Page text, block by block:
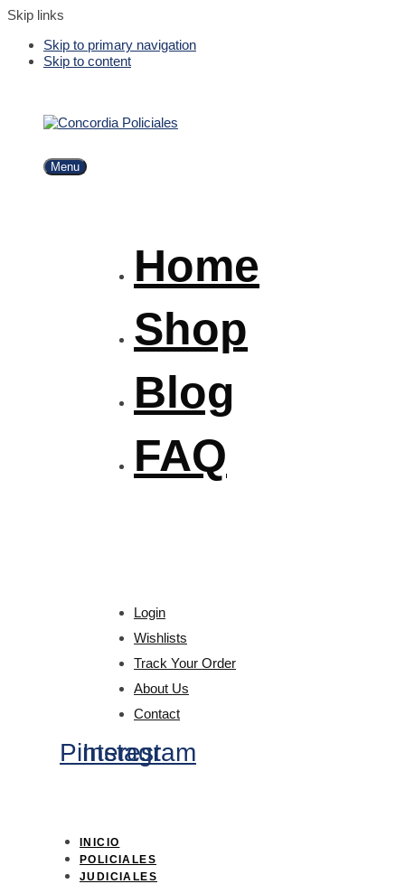
Skip links
Skip to primary navigation
Skip to content
Menu
Home
Shop
Blog
FAQ
Login
Wishlists
Track Your Order
About Us
Contact
Pinterest
Instagram
INICIO
POLICIALES
JUDICIALES